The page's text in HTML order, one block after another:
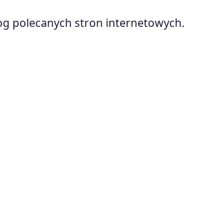
polecanych stron internetowych.